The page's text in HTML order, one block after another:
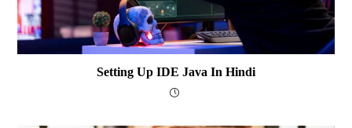
Setting Up IDE Java In Hindi